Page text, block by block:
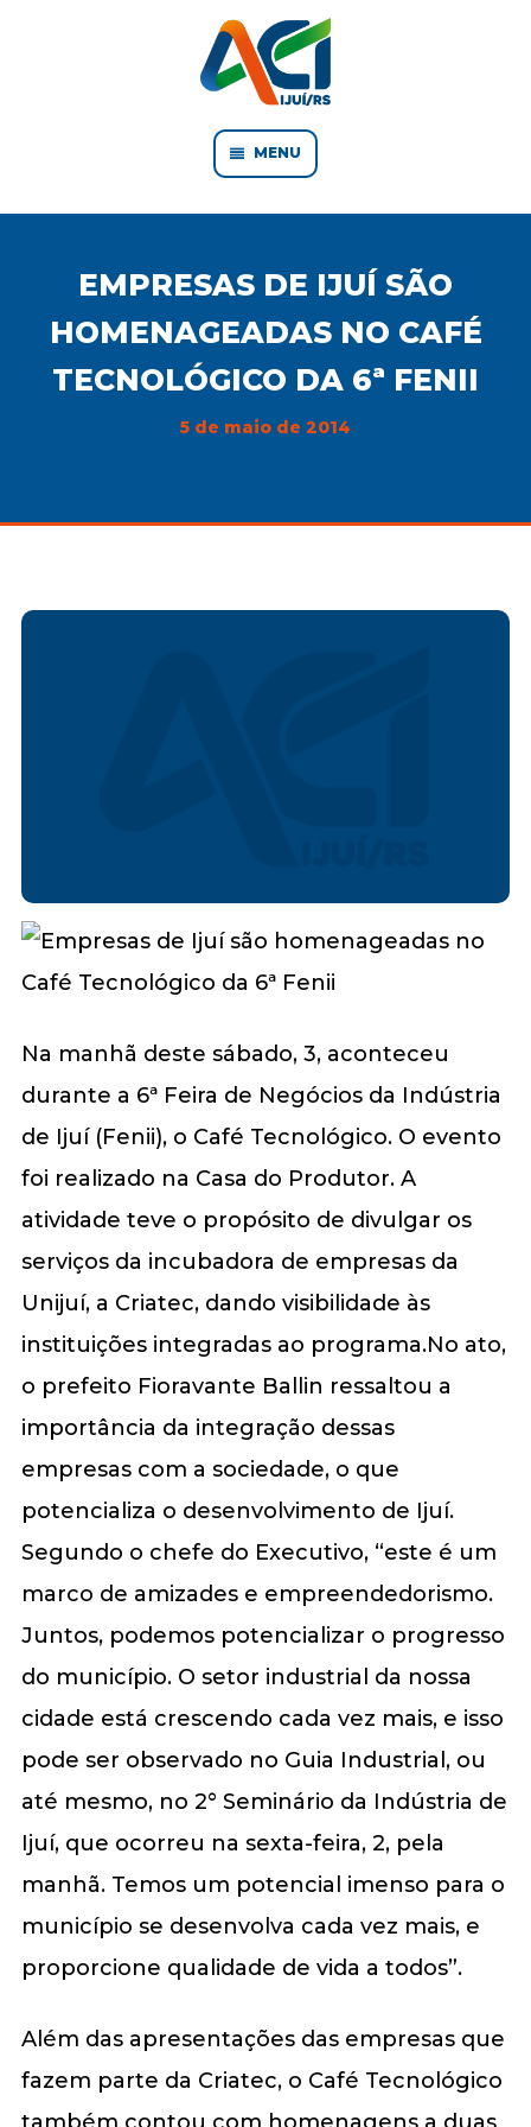
MENU
EMPRESAS DE IJUÍ SÃO
HOMENAGEADAS NO CAFÉ
TECNOLÓGICO DA 6ª FENII
5 de maio de 2014
Na manhã deste sábado, 3, aconteceu
durante a 6ª Feira de Negócios da Indústria
de Ijuí (Fenii), o Café Tecnológico. O evento
foi realizado na Casa do Produtor. A
atividade teve o propósito de divulgar os
serviços da incubadora de empresas da
Unijuí, a Criatec, dando visibilidade às
instituições integradas ao programa.No ato,
o prefeito Fioravante Ballin ressaltou a
importância da integração dessas
empresas com a sociedade, o que
potencializa o desenvolvimento de Ijuí.
Segundo o chefe do Executivo, “este é um
marco de amizades e empreendedorismo.
Juntos, podemos potencializar o progresso
do município. O setor industrial da nossa
cidade está crescendo cada vez mais, e isso
pode ser observado no Guia Industrial, ou
até mesmo, no 2° Seminário da Indústria de
Ijuí, que ocorreu na sexta-feira, 2, pela
manhã. Temos um potencial imenso para o
município se desenvolva cada vez mais, e
proporcione qualidade de vida a todos”.
Além das apresentações das empresas que
fazem parte da Criatec, o Café Tecnológico